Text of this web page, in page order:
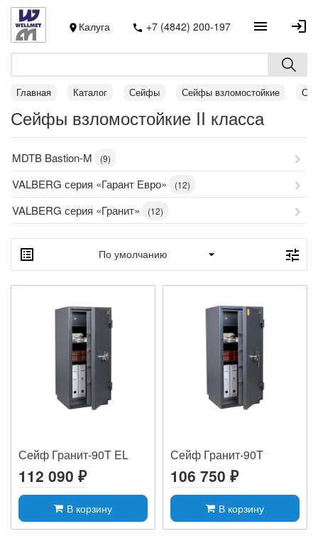
Калуга +7 (4842) 200-197
Главная Каталог Сейфы Сейфы взломостойкие
Сейфы взломостойкие II класса
MDTB Bastion-M (9)
VALBERG серия «Гарант Евро» (12)
VALBERG серия «Гранит» (12)
Сейф Гранит-90T EL
112 090 ₽
В корзину
Сейф Гранит-90T
106 750 ₽
В корзину